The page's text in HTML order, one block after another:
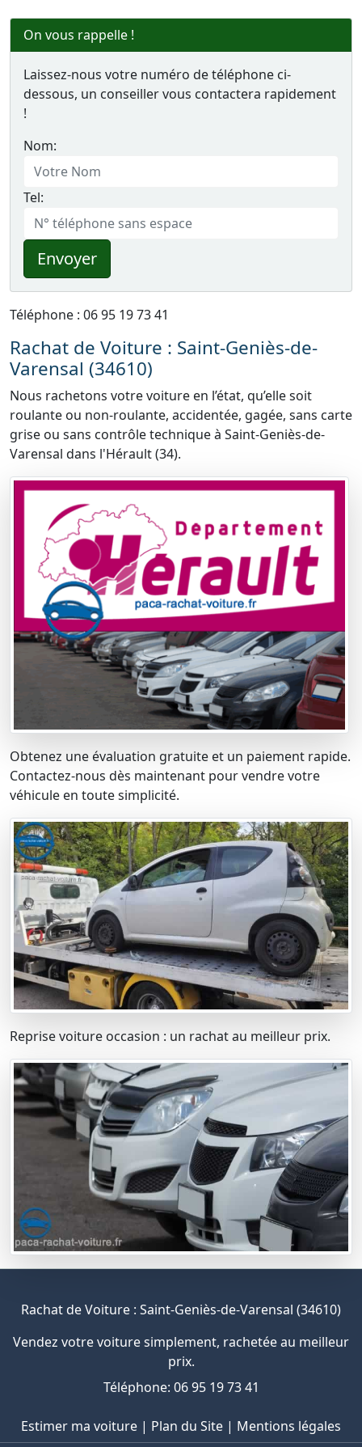
On vous rappelle !
Laissez-nous votre numéro de téléphone ci-
dessous, un conseiller vous contactera rapidement
!
Nom:
Tel:
Envoyer
Téléphone : 06 95 19 73 41
Rachat de Voiture : Saint-Geniès-de-
Varensal (34610)
Nous rachetons votre voiture en l’état, qu’elle soit
roulante ou non-roulante, accidentée, gagée, sans carte
grise ou sans contrôle technique à Saint-Geniès-de-
Varensal dans l'Hérault (34).
Obtenez une évaluation gratuite et un paiement rapide.
Contactez-nous dès maintenant pour vendre votre
véhicule en toute simplicité.
Reprise voiture occasion : un rachat au meilleur prix.
Rachat de Voiture : Saint-Geniès-de-Varensal (34610)
Vendez votre voiture simplement, rachetée au meilleur
prix.
Téléphone: 06 95 19 73 41
Estimer ma voiture | Plan du Site | Mentions légales